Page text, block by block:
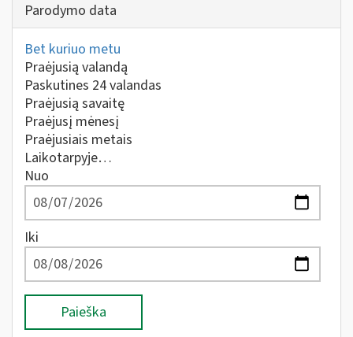
Parodymo data
Bet kuriuo metu
Praėjusią valandą
Paskutines 24 valandas
Praėjusią savaitę
Praėjusį mėnesį
Praėjusiais metais
Laikotarpyje…
Nuo
Iki
Paieška